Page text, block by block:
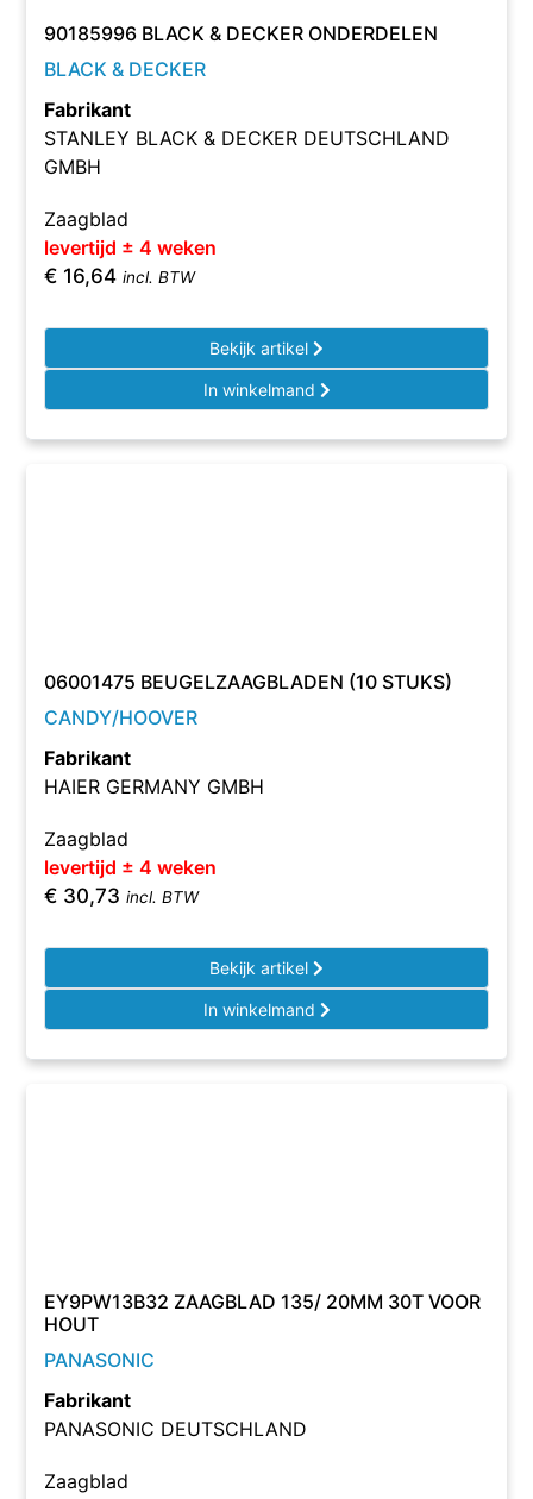
90185996 BLACK & DECKER ONDERDELEN
BLACK & DECKER
Fabrikant
STANLEY BLACK & DECKER DEUTSCHLAND
GMBH
Zaagblad
levertijd ± 4 weken
€ 16,64 incl. BTW
Bekijk artikel
In winkelmand
06001475 BEUGELZAAGBLADEN (10 STUKS)
CANDY/HOOVER
Fabrikant
HAIER GERMANY GMBH
Zaagblad
levertijd ± 4 weken
€ 30,73 incl. BTW
Bekijk artikel
In winkelmand
EY9PW13B32 ZAAGBLAD 135/ 20MM 30T VOOR
HOUT
PANASONIC
Fabrikant
PANASONIC DEUTSCHLAND
Zaagblad